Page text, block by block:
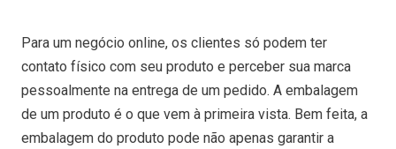
Para um negócio online, os clientes só podem ter
contato físico com seu produto e perceber sua marca
pessoalmente na entrega de um pedido. A embalagem
de um produto é o que vem à primeira vista. Bem feita, a
embalagem do produto pode não apenas garantir a